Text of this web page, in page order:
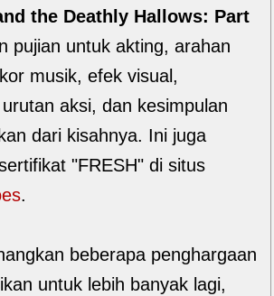
the Deathly Hallows: Part
pujian untuk akting, arahan
musik, efek visual,
aksi, dan kesimpulan
dari kisahnya. Ini juga
"FRESH" di situs
.
beberapa penghargaan
untuk lebih banyak lagi,